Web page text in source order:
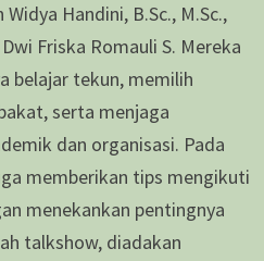
Handini, B.Sc., M.Sc.,
Friska Romauli S. Mereka
belajar tekun, memilih
serta menjaga
dan organisasi. Pada
memberikan tips mengikuti
menekankan pentingnya
talkshow, diadakan